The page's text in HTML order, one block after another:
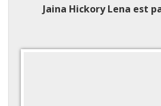
Jaina Hickory Lena est